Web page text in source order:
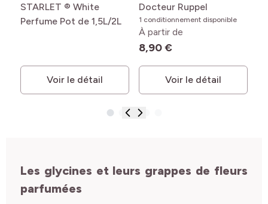
STARLET ® White
Perfume Pot de 1,5L/2L
Voir le détail
Docteur Ruppel
1 conditionnement disponible
À partir de
8,90 €
Voir le détail
Les glycines et leurs grappes de fleurs
parfumées